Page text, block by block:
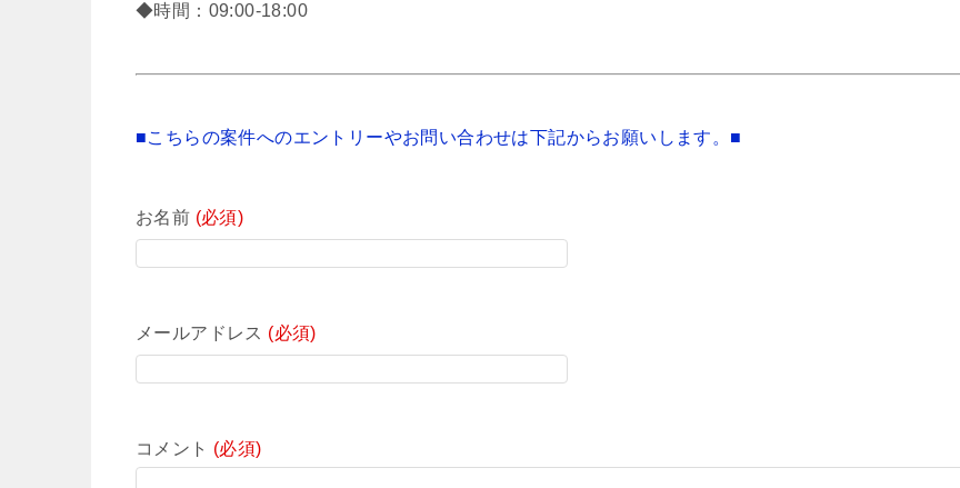
◆時間：09:00-18:00
■こちらの案件へのエントリーやお問い合わせは下記からお願いします。■
お名前 (必須)
メールアドレス (必須)
コメント (必須)